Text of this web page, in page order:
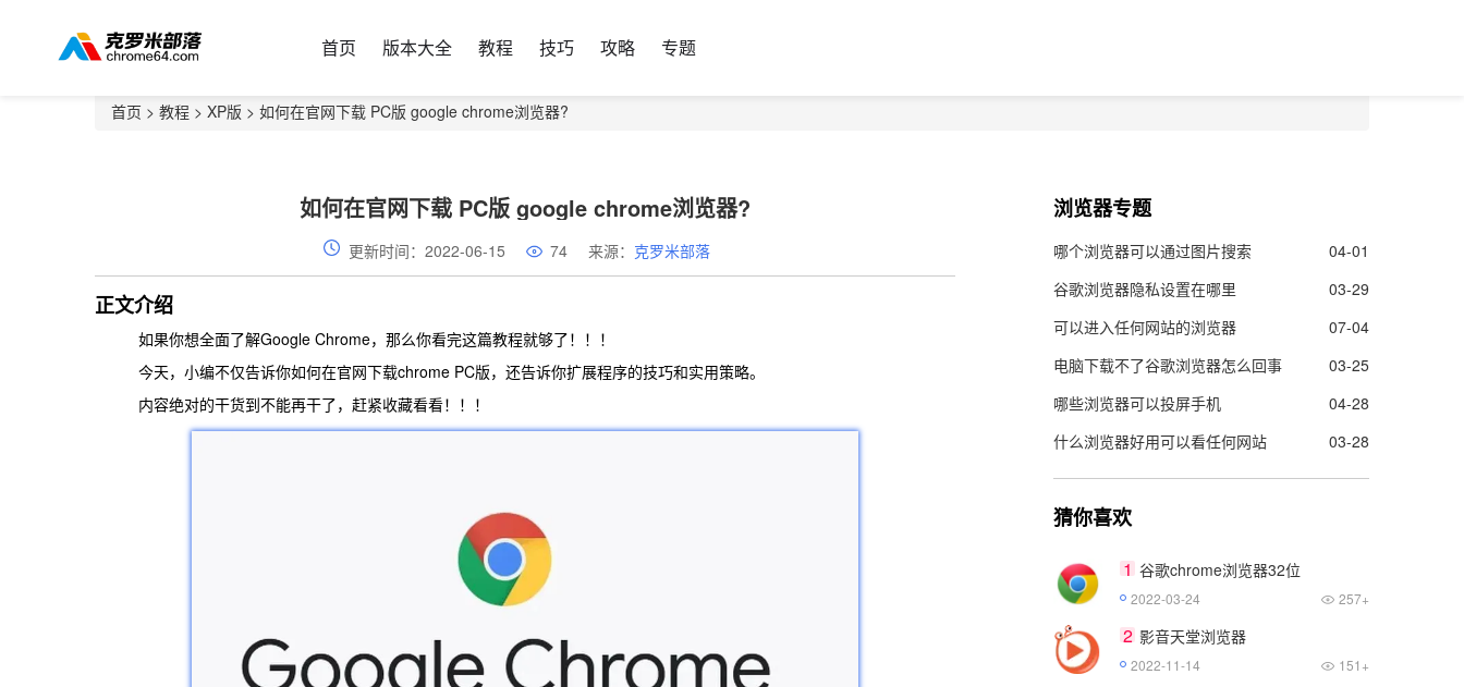
首页 版本大全 教程 技巧 攻略 专题
首页 > 教程 > XP版 > 如何在官网下载 PC版 google chrome浏览器?
如何在官网下载 PC版 google chrome浏览器?
更新时间：2022-06-15 74 来源： 克罗米部落
正文介绍
如果你想全面了解Google Chrome，那么你看完这篇教程就够了！！！
今天，小编不仅告诉你如何在官网下载chrome PC版，还告诉你扩展程序的技巧和实用策略。
内容绝对的干货到不能再干了，赶紧收藏看看！！！
浏览器专题
哪个浏览器可以通过图片搜索
04-01
谷歌浏览器隐私设置在哪里
03-29
可以进入任何网站的浏览器
07-04
电脑下载不了谷歌浏览器怎么回事
03-25
哪些浏览器可以投屏手机
04-28
什么浏览器好用可以看任何网站
03-28
猜你喜欢
1 谷歌chrome浏览器32位
2022-03-24 257+
2 影音天堂浏览器
2022-11-14 151+